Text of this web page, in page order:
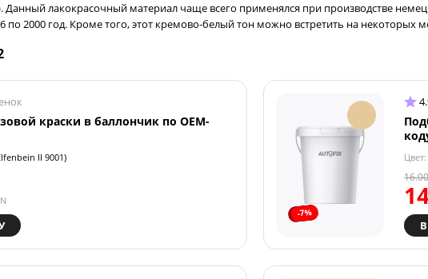
Данный лакокрасочный материал чаще всего применялся при производстве
по 2000 год. Кроме того, этот кремово-белый тон можно встретить на некоторых
краски в баллончик по OEM-
II 9001)
-7%
Цвет:
16.00